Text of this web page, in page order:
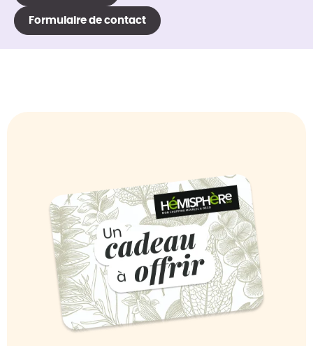
Formulaire de contact